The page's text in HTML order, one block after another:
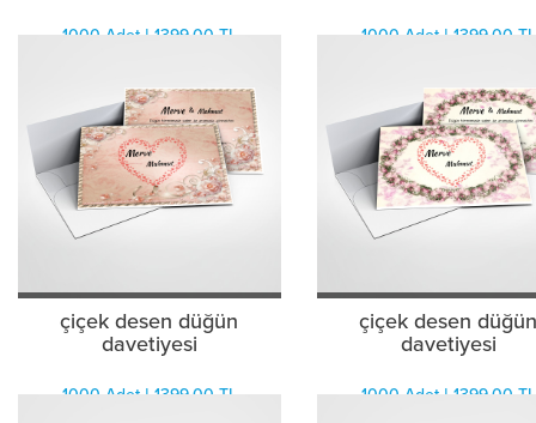
1000 Adet | 1399.00 TL 1000 Adet | 1399.00 TL
çiçek desen düğün
davetiyesi
1000 Adet | 1399.00 TL
çiçek desen
davetiyesi
1000 Adet | 1399.00 TL